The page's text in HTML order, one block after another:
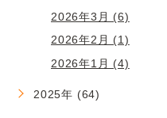
2026年3月 (6)
2026年2月 (1)
2026年1月 (4)
2025年 (64)